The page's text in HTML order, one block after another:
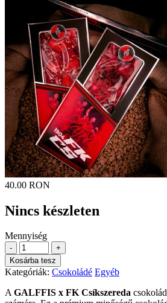
40.00 RON
Nincs készleten
Mennyiség
-
+
Kosárba tesz
Kategóriák: Csokoládé Egyéb
AGALFFIS x FK Csíkszereda